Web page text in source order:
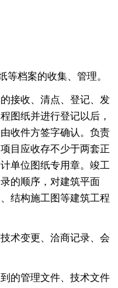
等档案的收集、管理。
接收、清点、登记、发
图纸并进行登记以后，
收件方签字确认。负责
目应收存不少于两套正
单位图纸专用章。竣工
的顺序，对建筑平面
结构施工图等建筑工程
术变更、洽商记录、会
的管理文件、技术文件